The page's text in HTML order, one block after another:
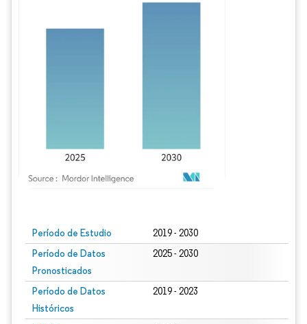
Período de Estudio 2019 - 2030
Período de Datos
Pronosticados
2025 - 2030
Período de Datos
Históricos
2019 - 2023